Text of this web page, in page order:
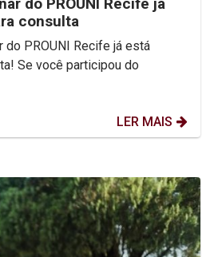
do PROUNI Recife já
consulta
do PROUNI Recife já está
do
LER MAIS